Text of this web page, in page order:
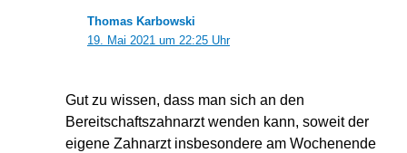
Thomas Karbowski
19. Mai 2021 um 22:25 Uhr
Gut zu wissen, dass man sich an den
Bereitschaftszahnarzt wenden kann, soweit der
eigene Zahnarzt insbesondere am Wochenende